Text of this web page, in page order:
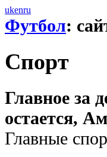
ukenru
Футбол:
Спорт
Главное за
остается,
Главные